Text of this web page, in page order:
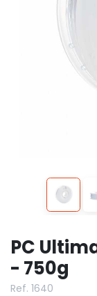
PC
- 750g
Ref. 1640